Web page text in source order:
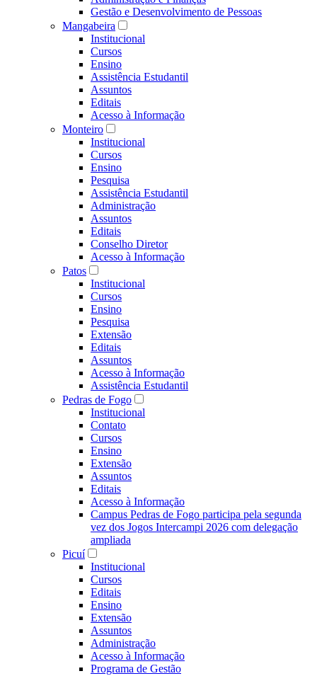
Gestão e Desenvolvimento de Pessoas
Mangabeira
Institucional
Cursos
Ensino
Assistência Estudantil
Assuntos
Editais
Acesso à Informação
Monteiro
Institucional
Cursos
Ensino
Pesquisa
Assistência Estudantil
Administração
Assuntos
Editais
Conselho Diretor
Acesso à Informação
Patos
Institucional
Cursos
Ensino
Pesquisa
Extensão
Editais
Assuntos
Acesso à Informação
Assistência Estudantil
Pedras de Fogo
Institucional
Contato
Cursos
Ensino
Extensão
Assuntos
Editais
Acesso à Informação
Campus Pedras de Fogo participa pela segunda
vez dos Jogos Intercampi 2026 com delegação
ampliada
Picuí
Institucional
Cursos
Editais
Ensino
Extensão
Assuntos
Administração
Acesso à Informação
Programa de Gestão